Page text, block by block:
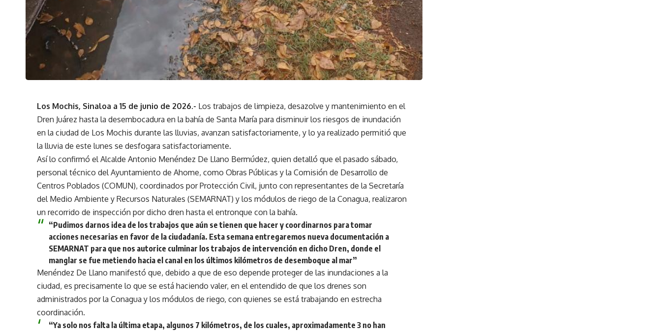
Los Mochis, Sinaloa a 15 de junio de 2026.- Los trabajos de limpieza, desazolve y mantenimiento en el
Dren Juárez hasta la desembocadura en la bahía de Santa María para disminuir los riesgos de inundación
en la ciudad de Los Mochis durante las lluvias, avanzan satisfactoriamente, y lo ya realizado permitió que
la lluvia de este lunes se desfogara satisfactoriamente.
Así lo confirmó el Alcalde Antonio Menéndez De Llano Bermúdez, quien detalló que el pasado sábado,
personal técnico del Ayuntamiento de Ahome, como Obras Públicas y la Comisión de Desarrollo de
Centros Poblados (COMUN), coordinados por Protección Civil, junto con representantes de la Secretaría
del Medio Ambiente y Recursos Naturales (SEMARNAT) y los módulos de riego de la Conagua, realizaron
un recorrido de inspección por dicho dren hasta el entronque con la bahía.
“Pudimos darnos idea de los trabajos que aún se tienen que hacer y coordinarnos para tomar
acciones necesarias en favor de la ciudadanía. Esta semana entregaremos nueva documentación a
SEMARNAT para que nos autorice culminar los trabajos de intervención en dicho Dren, donde el
manglar se fue metiendo hacia el canal en los últimos kilómetros de desemboque al mar”
Menéndez De Llano manifestó que, debido a que de eso depende proteger de las inundaciones a la
ciudad, es precisamente lo que se está haciendo valer, en el entendido de que los drenes son
administrados por la Conagua y los módulos de riego, con quienes se está trabajando en estrecha
coordinación.
“Ya solo nos falta la última etapa, algunos 7 kilómetros, de los cuales, aproximadamente 3 no han